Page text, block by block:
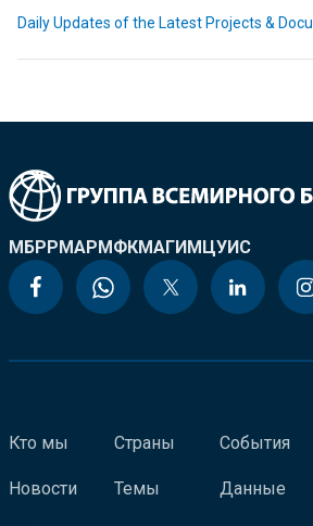
Daily Updates of the Latest Projects &
МБРРМАРМФКМАГИМЦУИС
Кто мы
Новости
Страны
Темы
События
Данные